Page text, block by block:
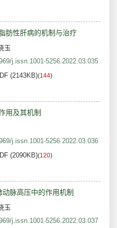
肪性肝病的机制与治疗
玉
j.issn.1001-5256.2022.03.035
(2143KB)(144)
用及其机制
j.issn.1001-5256.2022.03.036
(2090KB)(120)
脉高压中的作用机制
玉
j.issn.1001-5256.2022.03.037